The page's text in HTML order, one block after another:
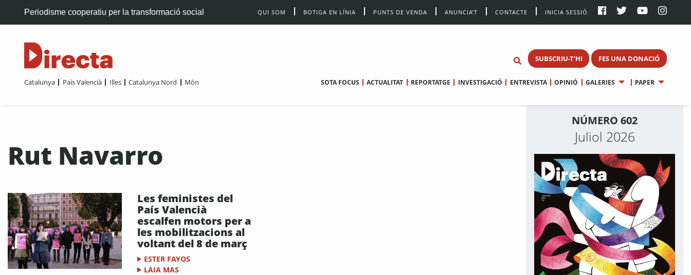
Periodisme cooperatiu per la transformació social QUI SOM BOTIGA EN LÍNIA PUNTS DE VENDA ANUNCIA’T CONTACTE INICIA SESSIÓ
SUBSCRIU-T'HI FES UNA DONACIÓ
Catalunya País Valencià Illes Catalunya Nord Món SOTA FOCUS ACTUALITAT REPORTATGE INVESTIGACIÓ ENTREVISTA OPINIÓ GALERIES PAPER
Rut Navarro
Les feministes del
País Valencià
escalfen motors per a
les mobilitzacions al
voltant del 8 de març
ESTER FAYOS
LAIA MAS
NÚMERO 602
Juliol 2026